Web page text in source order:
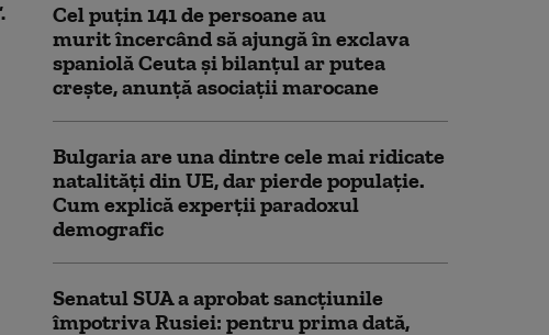
Cel puţin 141 de persoane au
murit încercând să ajungă în exclava
spaniolă Ceuta şi bilanţul ar putea
creşte, anunță asociații marocane
Bulgaria are una dintre cele mai ridicate
natalități din UE, dar pierde populație.
Cum explică experții paradoxul
demografic
Senatul SUA a aprobat sancțiunile
împotriva Rusiei: pentru prima dată,